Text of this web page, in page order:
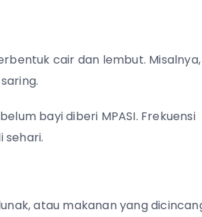
cair dan lembut.
bayi diberi MPASI. Frekuensi
sehari.
atau makanan yang